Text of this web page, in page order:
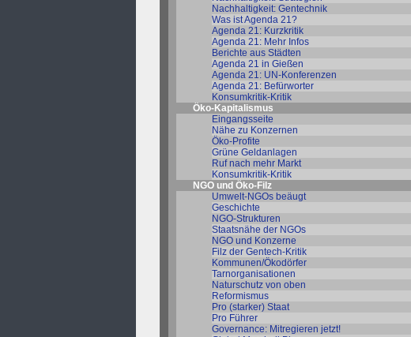
Nachhaltigkeit: Gentechnik
Was ist Agenda 21?
Agenda 21: Kurzkritik
Agenda 21: Mehr Infos
Berichte aus Städten
Agenda 21 in Gießen
Agenda 21: UN-Konferenzen
Agenda 21: Befürworter
Konsumkritik-Kritik
Öko-Kapitalismus
Eingangsseite
Nähe zu Konzernen
Öko-Profite
Grüne Geldanlagen
Ruf nach mehr Markt
Konsumkritik-Kritik
NGO und Öko-Filz
Umwelt-NGOs beäugt
Geschichte
NGO-Strukturen
Staatsnähe der NGOs
NGO und Konzerne
Filz der Gentech-Kritik
Kommunen/Ökodörfer
Tarnorganisationen
Naturschutz von oben
Reformismus
Pro (starker) Staat
Pro Führer
Governance: Mitregieren jetzt!